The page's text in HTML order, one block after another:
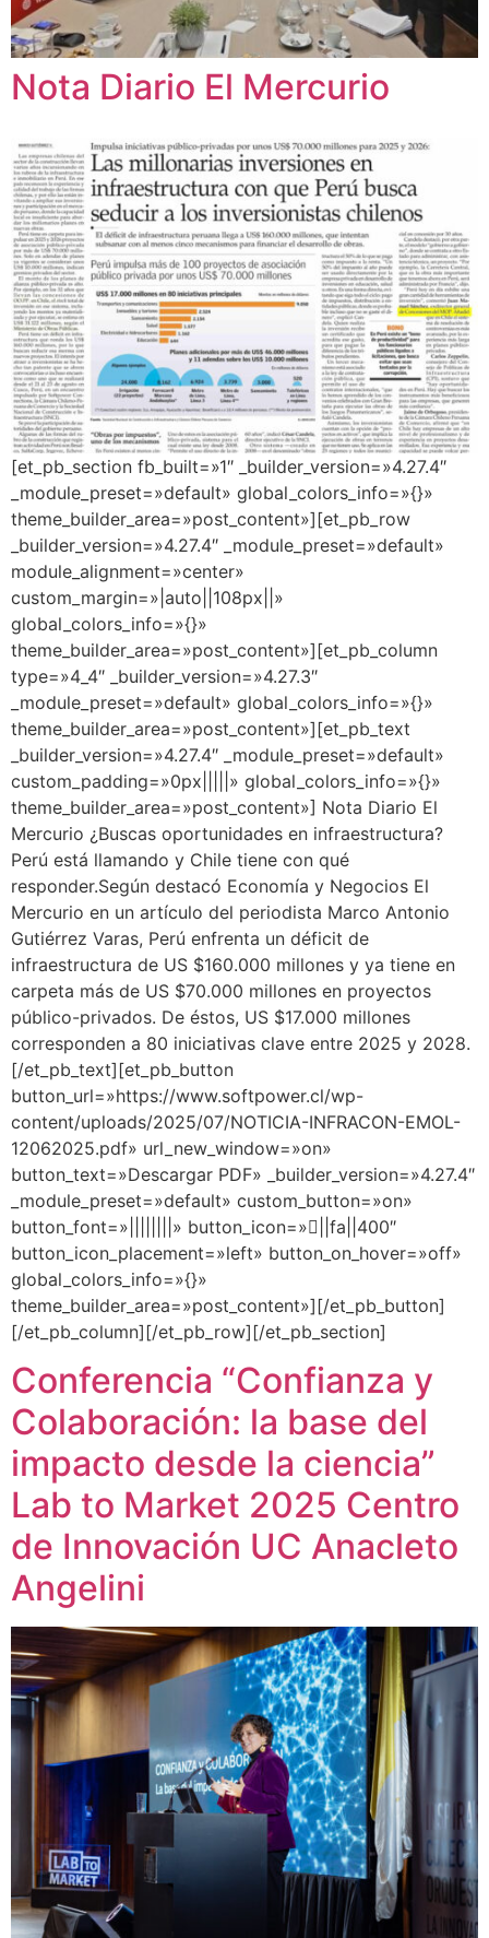
Nota Diario El Mercurio
[et_pb_section fb_built=»1″ _builder_version=»4.27.4″
_module_preset=»default» global_colors_info=»{}»
theme_builder_area=»post_content»][et_pb_row
_builder_version=»4.27.4″ _module_preset=»default»
module_alignment=»center»
custom_margin=»|auto||108px||»
global_colors_info=»{}»
theme_builder_area=»post_content»][et_pb_column
type=»4_4″ _builder_version=»4.27.3″
_module_preset=»default» global_colors_info=»{}»
theme_builder_area=»post_content»][et_pb_text
_builder_version=»4.27.4″ _module_preset=»default»
custom_padding=»0px|||||» global_colors_info=»{}»
theme_builder_area=»post_content»] Nota Diario El
Mercurio ¿Buscas oportunidades en infraestructura?
Perú está llamando y Chile tiene con qué
responder.Según destacó Economía y Negocios El
Mercurio en un artículo del periodista Marco Antonio
Gutiérrez Varas, Perú enfrenta un déficit de
infraestructura de US $160.000 millones y ya tiene en
carpeta más de US $70.000 millones en proyectos
público-privados. De éstos, US $17.000 millones
corresponden a 80 iniciativas clave entre 2025 y 2028.
[/et_pb_text][et_pb_button
button_url=»https://www.softpower.cl/wp-
content/uploads/2025/07/NOTICIA-INFRACON-EMOL-
12062025.pdf» url_new_window=»on»
button_text=»Descargar PDF» _builder_version=»4.27.4″
_module_preset=»default» custom_button=»on»
button_font=»||||||||» button_icon=»||fa||400″
button_icon_placement=»left» button_on_hover=»off»
global_colors_info=»{}»
theme_builder_area=»post_content»][/et_pb_button]
[/et_pb_column][/et_pb_row][/et_pb_section]
Conferencia “Confianza y
Colaboración: la base del
impacto desde la ciencia”
Lab to Market 2025 Centro
de Innovación UC Anacleto
Angelini